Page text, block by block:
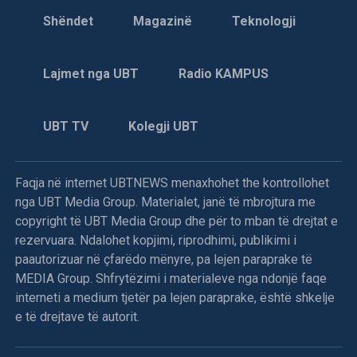
njejtit policë, patën kërkuar edhe djalin e saj, Fadilin (21).
Skënderajt, me pretekst të kërkimit të armëve, policia
8 gusht 1998
Në Vraniq të Dushkajës forcat serbe vranë dy
shqiptarë
Dje në orët e pasditës, forca të mëdha ushtarake e
policore serbe sulmuan fshatin Vraniq të Dushkajës,
njofton KI i Degës së LDK-së në Gjakovë.
Njoftohet se banorët e këtij fshati i bënë rezistencë këtyre
Shëndet Magazinë Teknologji
Lajmet nga UBT Radio KAMPUS
UBT TV Kolegji UBT
Faqja në internet UBTNEWS menaxhohet the kontrollohet
nga UBT Media Group. Materialet, janë të mbrojtura me
copyright të UBT Media Group dhe për to mban të drejtat e
rezervuara. Ndalohet kopjimi, riprodhimi, publikimi i
paautorizuar në çfarëdo mënyre, pa lejen paraprake të
MEDIA Group. Shfrytëzimi i materialeve nga ndonjë faqe
interneti a medium tjetër pa lejen paraprake, është shkelje
e të drejtave të autorit.